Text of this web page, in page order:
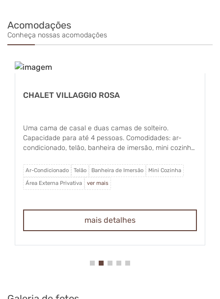
Acomodações
Conheça nossas acomodações
CHALET VILLAGGIO ROSA
Uma cama de casal e duas camas de solteiro.
Capacidade para até 4 pessoas. Comodidades: ar-
condicionado, telão, banheira de imersão, mini cozinha
máquina de café expresso e forninho elétrico.
Ar-Condicionado Telão Banheira de Imersão
Mini Cozinha
Área Externa Privativa
ver mais
mais detalhes